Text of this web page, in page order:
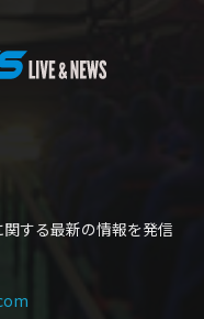
する最新の情報を発信